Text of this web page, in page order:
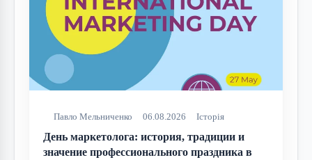
Павло Мельниченко 06.08.2026 Історія
День маркетолога: история, традиции и
значение профессионального праздника в